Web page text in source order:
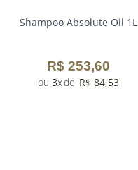
Shampoo Absolute Oil 1L
R$ 253,60
3 R$ 84,53